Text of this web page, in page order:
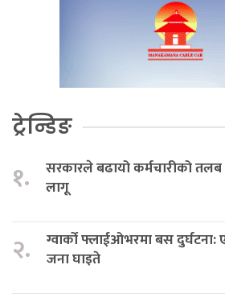
ट्रेन्डिङ
१.
सरकारले बढायो कर्मचारीको
लागू
२.
ग्वार्को फ्लाईओभरमा बस
जना घाइते